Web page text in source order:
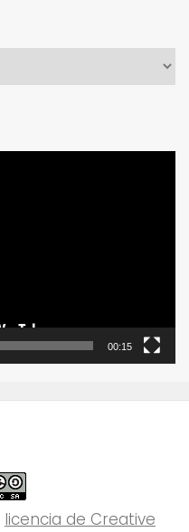
00:15
licencia de Creative